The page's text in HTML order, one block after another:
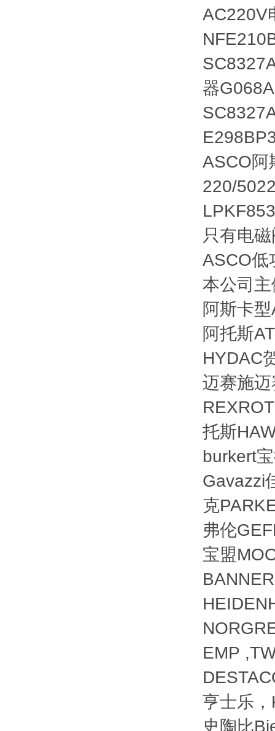
AC220V
器
ASCO阿
220/
只有电
ASCO
本公司
阿斯卡
阿托斯
HYDAC
迈赛施
托斯
burkert
Gavazzi
克
弗伦
宝盟
EMP
亨士乐
史陶比